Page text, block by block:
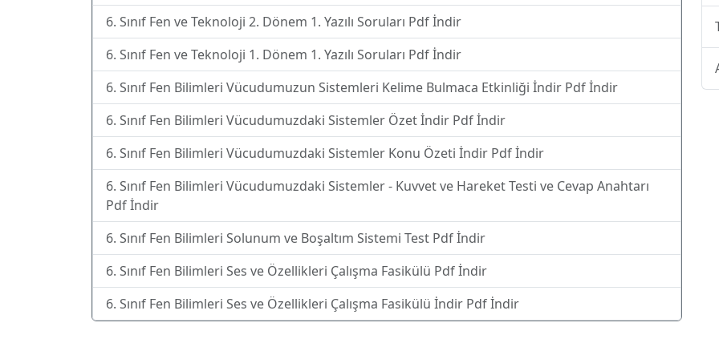
6. Sınıf Fen ve Teknoloji 2. Dönem 1. Yazılı Soruları Pdf İndir
6. Sınıf Fen ve Teknoloji 1. Dönem 1. Yazılı Soruları Pdf İndir
6. Sınıf Fen Bilimleri Vücudumuzun Sistemleri Kelime Bulmaca Etkinliği İndir Pdf İndir
6. Sınıf Fen Bilimleri Vücudumuzdaki Sistemler Özet İndir Pdf İndir
6. Sınıf Fen Bilimleri Vücudumuzdaki Sistemler Konu Özeti İndir Pdf İndir
6. Sınıf Fen Bilimleri Vücudumuzdaki Sistemler - Kuvvet ve Hareket Testi ve Cevap Anahtarı
Pdf İndir
6. Sınıf Fen Bilimleri Solunum ve Boşaltım Sistemi Test Pdf İndir
6. Sınıf Fen Bilimleri Ses ve Özellikleri Çalışma Fasikülü Pdf İndir
6. Sınıf Fen Bilimleri Ses ve Özellikleri Çalışma Fasikülü İndir Pdf İndir